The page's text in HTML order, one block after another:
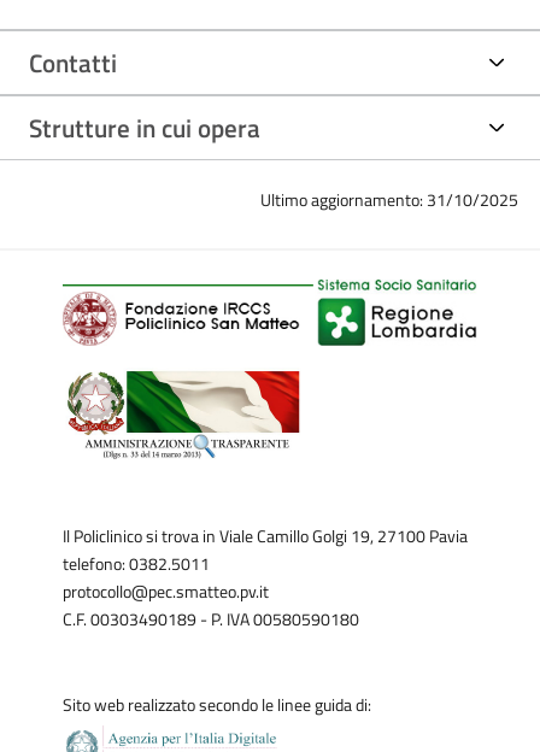
Contatti
Strutture in cui opera
Ultimo aggiornamento: 31/10/2025
Il Policlinico si trova in Viale Camillo Golgi 19, 27100 Pavia
telefono: 0382.5011
protocollo@pec.smatteo.pv.it
C.F. 00303490189 - P. IVA 00580590180
Sito web realizzato secondo le linee guida di: